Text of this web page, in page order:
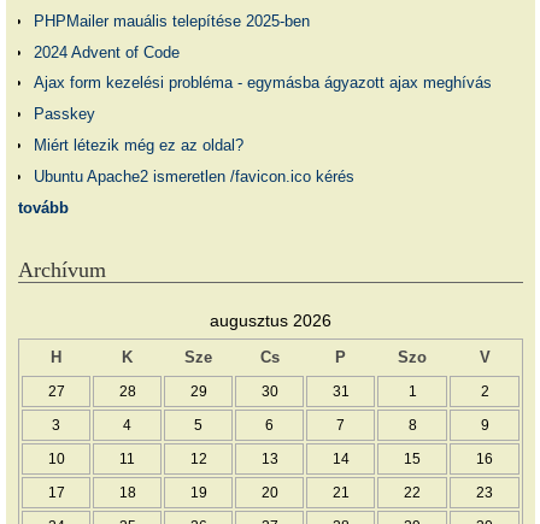
PHPMailer mauális telepítése 2025-ben
2024 Advent of Code
Ajax form kezelési probléma - egymásba ágyazott ajax meghívás
Passkey
Miért létezik még ez az oldal?
Ubuntu Apache2 ismeretlen /favicon.ico kérés
tovább
Archívum
augusztus 2026
H K Sze Cs P Szo V
27 28 29 30 31 1 2
3 4 5 6 7 8 9
10 11 12 13 14 15 16
17 18 19 20 21 22 23